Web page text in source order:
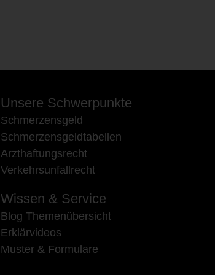
Unsere Schwerpunkte
Schmerzensgeld
Schmerzensgeldtabellen
Arzthaftungsrecht
Verkehrsunfallrecht
Wissen & Service
Blog Themenübersicht
Erklärvideos
Muster & Formulare